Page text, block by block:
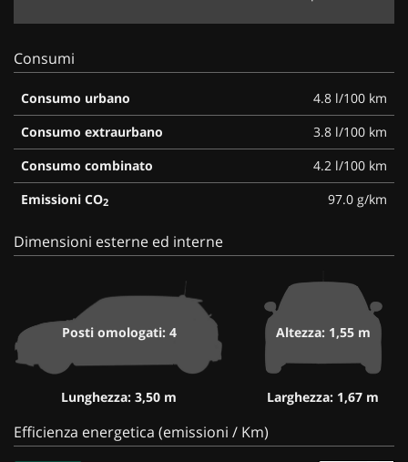
Consumi
Consumo urbano
4.8 l/100 km
Consumo extraurbano
3.8 l/100 km
Consumo combinato
4.2 l/100 km
Emissioni CO2 97.0 g/km
Dimensioni esterne ed interne
Posti omologati: 4
Lunghezza: 3,50 m
Altezza: 1,55 m
Larghezza: 1,67 m
Efficienza energetica (emissioni / Km)